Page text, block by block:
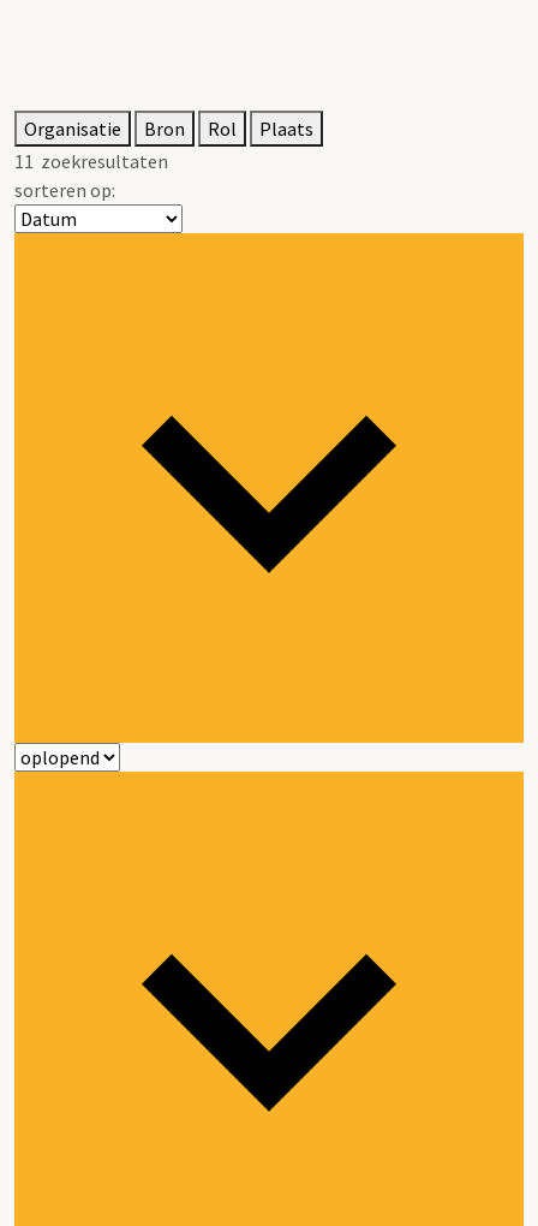
Organisatie Bron Rol
Plaats
11 zoekresultaten
sorteren op: